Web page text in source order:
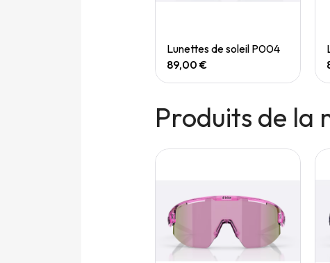
Quick View
Lunettes de soleil P004
89,00 €
Produits de la